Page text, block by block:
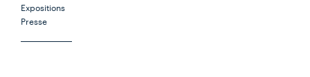
Expositions
Presse